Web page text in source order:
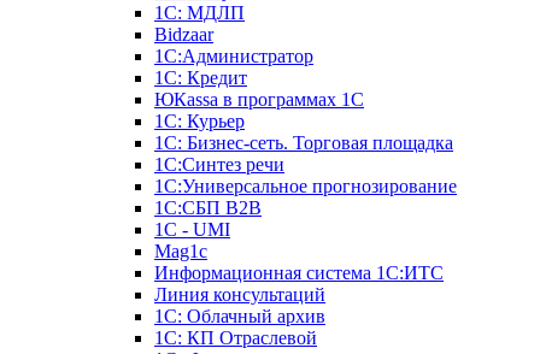
1С: МДЛП
Bidzaar
1С:Администратор
1С: Кредит
ЮКаssа в программах 1С
1С: Курьер
1С: Бизнес-сеть. Торговая площадка
1С:Синтез речи
1С:Универсальное прогнозирование
1С:СБП B2B
1C - UMI
Mag1c
Информационная система 1С:ИТС
Линия консультаций
1С: Облачный архив
1С: КП Отраслевой